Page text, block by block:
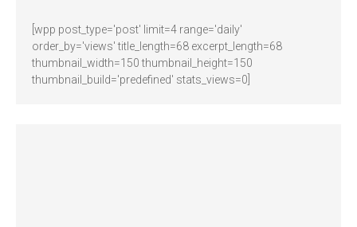
[wpp post_type='post' limit=4 range='daily'
order_by='views' title_length=68 excerpt_length=68
thumbnail_width=150 thumbnail_height=150
thumbnail_build='predefined' stats_views=0]